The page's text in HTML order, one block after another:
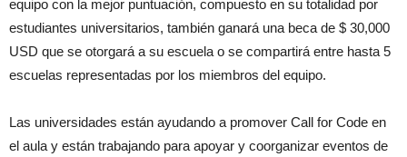
equipo con la mejor puntuación, compuesto en su totalidad por
estudiantes universitarios, también ganará una beca de $ 30,000
USD que se otorgará a su escuela o se compartirá entre hasta 5
escuelas representadas por los miembros del equipo.
Las universidades están ayudando a promover Call for Code en
el aula y están trabajando para apoyar y coorganizar eventos de